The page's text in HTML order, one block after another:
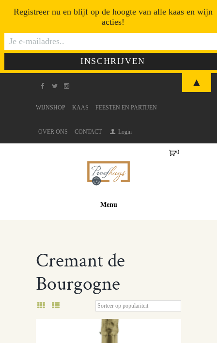
WIJNSHOP KAAS FEESTEN EN PARTIJEN
OVER ONS CONTACT Login
Menu
0
Cremant de
Bourgogne
Registreer nu en blijf op de hoogte van alle kaas en wijn
acties!
▲